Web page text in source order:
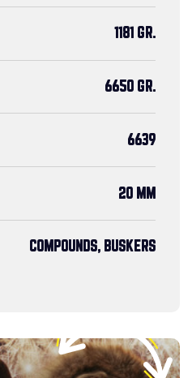
1181 GR.
6650 GR.
6639
20 MM
COMPOUNDS, BUSKERS